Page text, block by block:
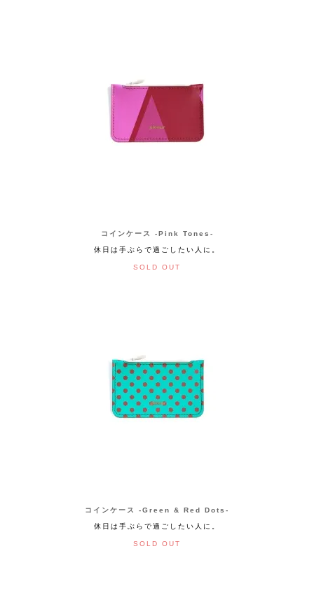
コインケース -Pink Tones-
休日は手ぶらで過ごしたい人に。
SOLD OUT
コインケース -Green & Red Dots-
休日は手ぶらで過ごしたい人に。
SOLD OUT